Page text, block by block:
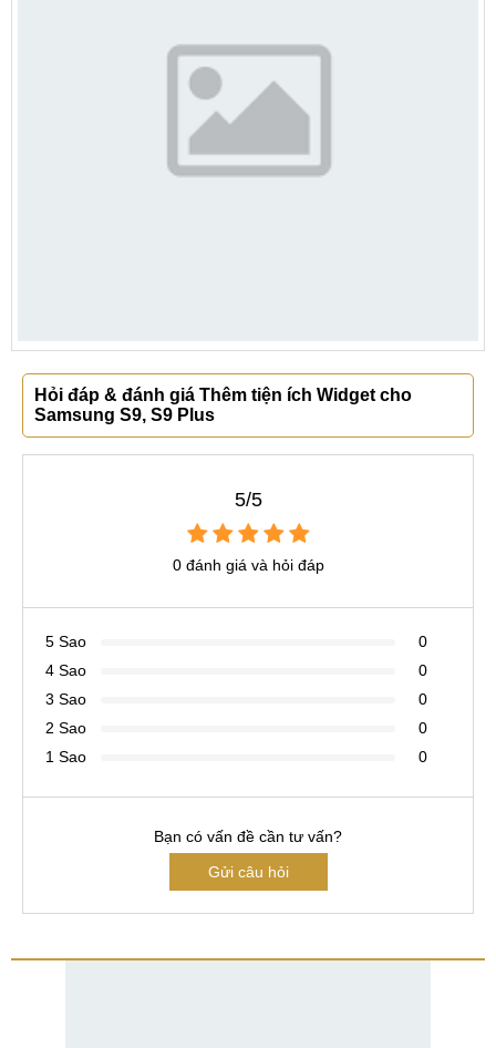
Hỏi đáp & đánh giá Thêm tiện ích Widget cho
Samsung S9, S9 Plus
5/5
0 đánh giá và hỏi đáp
5 Sao
0
4 Sao
0
3 Sao
0
2 Sao
0
1 Sao
0
Bạn có vấn đề cần tư vấn?
Gửi câu hỏi